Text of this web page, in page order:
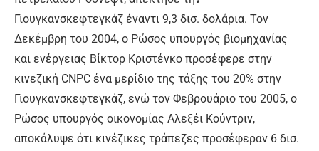
Γιουγκανσκεφτεγκάζ έναντι 9,3 δισ. δολάρια. Τον
Δεκέμβρη του 2004, ο Ρώσος υπουργός βιομηχανίας
και ενέργειας Βίκτορ Κριστένκο προσέφερε στην
κινεζική CNPC ένα μερίδιο της τάξης του 20% στην
Γιουγκανσκεφτεγκάζ, ενώ τον Φεβρουάριο του 2005, ο
Ρώσος υπουργός οικονομίας Αλεξέι Κούντριν,
αποκάλυψε ότι κινέζικες τράπεζες προσέφεραν 6 δισ.